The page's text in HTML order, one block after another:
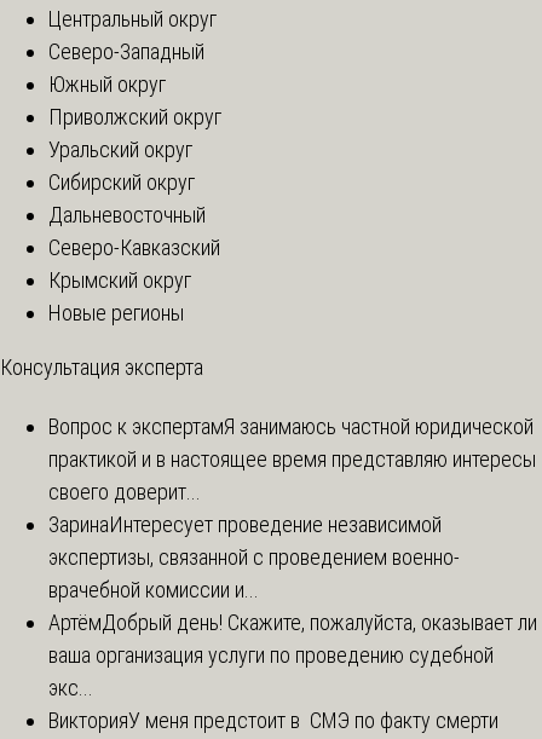
Центральный округ
Северо-Западный
Южный округ
Приволжский округ
Уральский округ
Сибирский округ
Дальневосточный
Северо-Кавказский
Крымский округ
Новые регионы
Консультация эксперта
Вопрос к экспертамЯ занимаюсь частной юридической
практикой и в настоящее время представляю интересы
своего доверит...
ЗаринаИнтересует проведение независимой
экспертизы, связанной с проведением военно-
врачебной комиссии и...
АртёмДобрый день! Скажите, пожалуйста, оказывает ли
ваша организация услуги по проведению судебной
экс...
ВикторияУ меня предстоит в СМЭ по факту смерти